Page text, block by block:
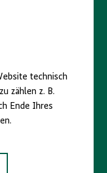
technisch
zählen z. B.
Ende Ihres